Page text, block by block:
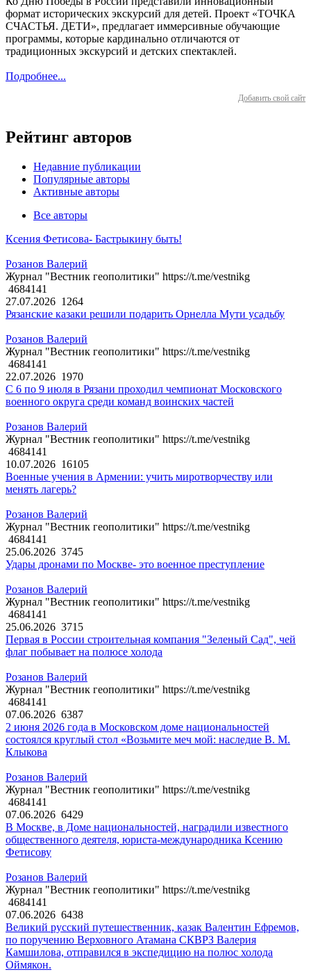
формат исторических экскурсий для детей. Проект «ТОЧКА
СЧАСТЬЯ. ДЕТИ», предлагает иммерсивные обучающие
программы, которые кардинально отличаются от
традиционных экскурсий и детских спектаклей.
Подробнее...
Добавить свой сайт
Рейтинг авторов
Недавние публикации
Популярные авторы
Активные авторы
Все авторы
Ксения Фетисова- Бастрыкину быть!
Розанов Валерий
Журнал "Вестник геополитики" https://t.me/vestnikg
4684141
27.07.2026 1264
Рязанские казаки решили подарить Орнелла Мути усадьбу
Розанов Валерий
Журнал "Вестник геополитики" https://t.me/vestnikg
4684141
22.07.2026 1970
С 6 по 9 июля в Рязани проходил чемпионат Московского
военного округа среди команд воинских частей
Розанов Валерий
Журнал "Вестник геополитики" https://t.me/vestnikg
4684141
10.07.2026 16105
Военные учения в Армении: учить миротворчеству или
менять лагерь?
Розанов Валерий
Журнал "Вестник геополитики" https://t.me/vestnikg
4684141
25.06.2026 3745
Удары дронами по Москве- это военное преступление
Розанов Валерий
Журнал "Вестник геополитики" https://t.me/vestnikg
4684141
25.06.2026 3715
Первая в России строительная компания "Зеленый Сад", чей
флаг побывает на полюсе холода
Розанов Валерий
Журнал "Вестник геополитики" https://t.me/vestnikg
4684141
07.06.2026 6387
2 июня 2026 года в Московском доме национальностей
состоялся круглый стол «Возьмите меч мой: наследие В. М.
Клыкова
Розанов Валерий
Журнал "Вестник геополитики" https://t.me/vestnikg
4684141
07.06.2026 6429
В Москве, в Доме национальностей, наградили известного
общественного деятеля, юриста-международника Ксению
Фетисову
Розанов Валерий
Журнал "Вестник геополитики" https://t.me/vestnikg
4684141
07.06.2026 6438
Великий русский путешественник, казак Валентин Ефремов,
по поручению Верховного Атамана СКВРЗ Валерия
Камшилова, отправился в экспедицию на полюс холода
Оймякон.